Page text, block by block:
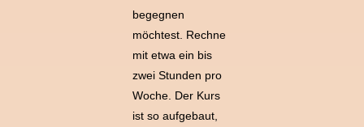
begegnen
möchtest. Rechne
mit etwa ein bis
zwei Stunden pro
Woche. Der Kurs
ist so aufgebaut,